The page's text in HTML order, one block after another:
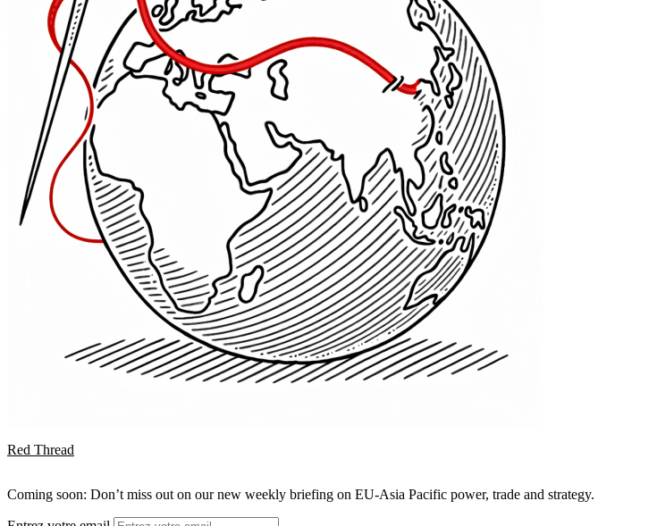
Red Thread
Coming soon: Don’t miss out on our new weekly briefing on EU-Asia Pacific power, trade and strategy.